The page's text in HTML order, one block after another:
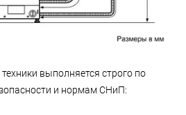
выполняется строго по
и нормам СНиП: